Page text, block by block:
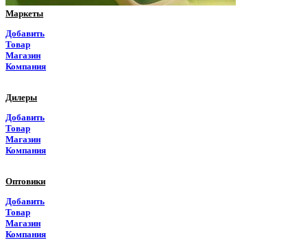
Маркеты
Добавить
Товар
Магазин
Компания
Дилеры
Добавить
Товар
Магазин
Компания
Оптовики
Добавить
Товар
Магазин
Компания